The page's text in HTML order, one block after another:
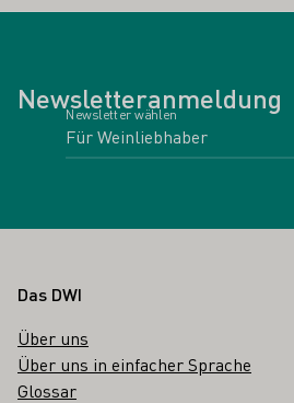
Newsletteranmeldung
Newsletter wählen
Fußbereich
Das DWI
Über uns
Über uns in einfacher Sprache
Glossar